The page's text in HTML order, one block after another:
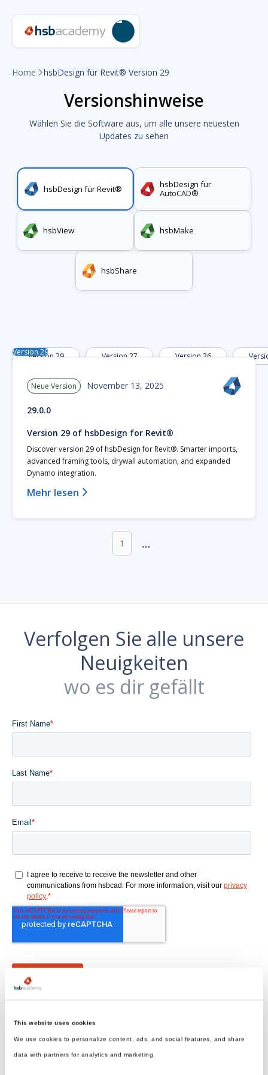
This website uses cookies
We use cookies to personalize content, ads, and social features, and share
data with partners for analytics and marketing.
Home hsbDesign für Revit® Version 29
Versionshinweise
Wählen Sie die Software aus, um alle unsere neuesten
Updates zu sehen
hsbDesign für Revit®
hsbDesign für
AutoCAD®
hsbView hsbMake
hsbShare
Version 29
Version 29 Version 27 Version 26
Neue Version November 13, 2025
29.0.0
Version 29 of hsbDesign for Revit®
Discover version 29 of hsbDesign for Revit®. Smarter imports,
advanced framing tools, drywall automation, and expanded
Dynamo integration.
Mehr lesen 
1 ...
Verfolgen Sie alle unsere
Neuigkeiten
wo es dir gefällt